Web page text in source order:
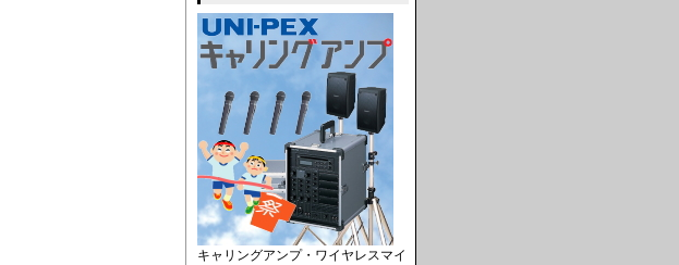
キャリングアンプ・ワイヤレスマイ